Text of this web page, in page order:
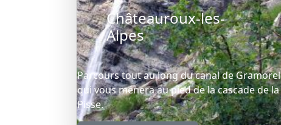
Châteauroux-les-
Alpes
Parcours tout au long du canal de Gramorel
qui vous ménera au pied de la cascade de la
Pisse.